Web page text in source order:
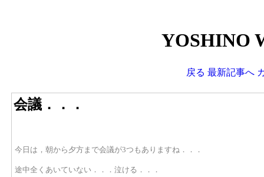
YOSHINO
戻る 最新記事へ
会議．．．
今日は，朝から夕方まで会議が3つもありますね．．．
途中全くあいていない．．．泣ける．．．